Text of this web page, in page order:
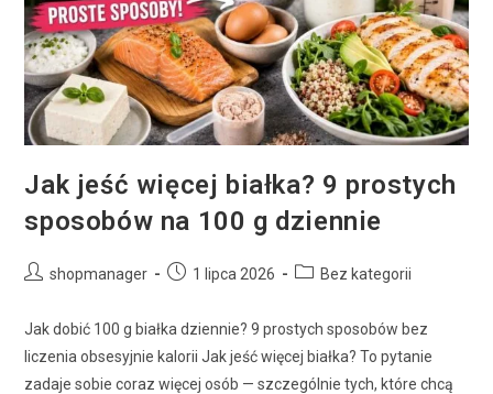
Jak jeść więcej białka? 9 prostych
sposobów na 100 g dziennie
shopmanager 1 lipca 2026 Bez kategorii
Jak dobić 100 g białka dziennie? 9 prostych sposobów bez
liczenia obsesyjnie kalorii Jak jeść więcej białka? To pytanie
zadaje sobie coraz więcej osób — szczególnie tych, które chcą